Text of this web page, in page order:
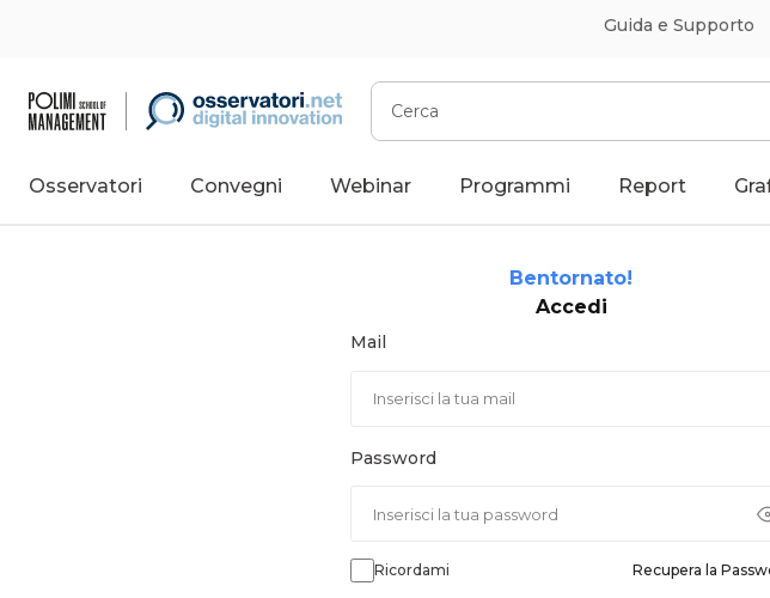
Guida e Supporto
Cerca
Osservatori Convegni Webinar Programmi Report
Bentornato!
Accedi
Mail
Password
Ricordami Recupera la